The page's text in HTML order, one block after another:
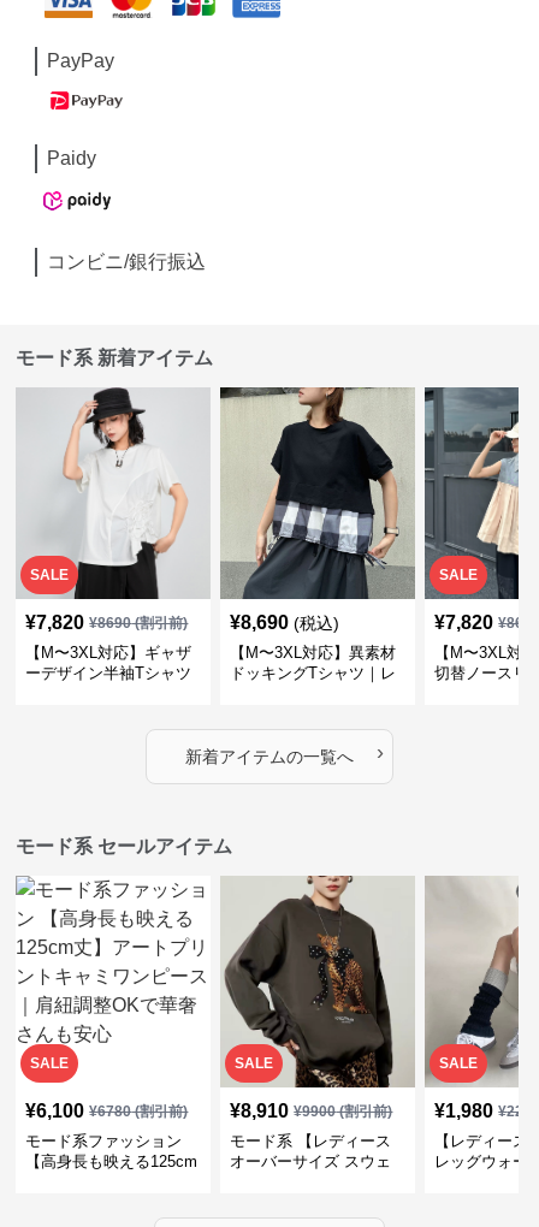
PayPay
Paidy
コンビニ/銀行振込
モード系 新着アイテム
SALE
¥7,820 ¥8690(割引前)
【M〜3XL対応】ギャザ
ーデザイン半袖Tシャツ
¥8,690 (税込)
【M〜3XL対応】異素材
ドッキングTシャツ｜レ
カバー・大人モード
SALE
¥7,820 ¥
【M〜3XL対
切替ノースリ
新着アイテムの一覧へ ›
モード系 セールアイテム
SALE
¥6,100 ¥6780(割引前)
モード系ファッション
【高身長も映える125cm
OKで華奢さんも安心
SALE
¥8,910 ¥9900(割引前)
モード系 【レディース
オーバーサイズ スウェ
ったりモード
SALE
¥1,980 ¥
【レディース
レッグウォー